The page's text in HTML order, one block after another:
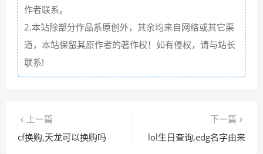
作者联系。
2.本站除部分作品系原创外，其余均来自网络或其它渠
道，本站保留其原作者的著作权！如有侵权，请与站长
联系!
上一篇
cf换购,天龙可以换购吗
下一篇
lol生日查询,edg名字由来